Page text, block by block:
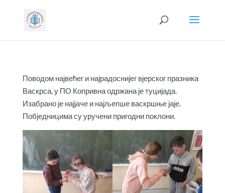
Поводом највећег и најрадоснијег вјерског празника
Васкрса, у ПО Копривна одржана је туцијада.
Изабрано је најјаче и најљепше васкршње јаје.
Побједницима су уручени пригодни поклони.